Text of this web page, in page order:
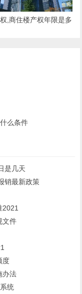
,商住楼产权年限是多
么条件
是几天
销最新政策
2021
文件
度
办法
统